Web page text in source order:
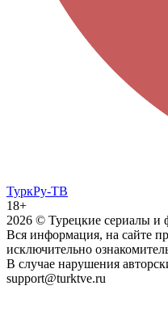
ТуркРу-ТВ
18+
2026 © Турецкие сериалы и
Вся информация, на сайте
исключительно
В случае нарушения
support@turktve.ru